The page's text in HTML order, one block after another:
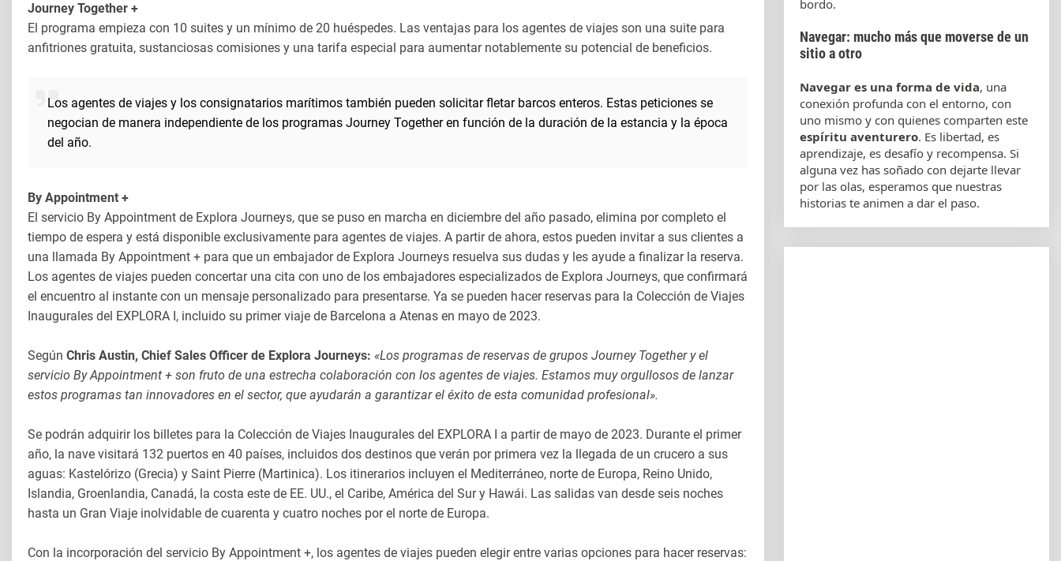
Journey Together +
El programa empieza con 10 suites y un mínimo de 20 huéspedes. Las ventajas para los agentes de viajes son una suite para
anfitriones gratuita, sustanciosas comisiones y una tarifa especial para aumentar notablemente su potencial de beneficios.
Los agentes de viajes y los consignatarios marítimos también pueden solicitar fletar barcos enteros. Estas peticiones se
negocian de manera independiente de los programas Journey Together en función de la duración de la estancia y la época
del año.
By Appointment +
El servicio By Appointment de Explora Journeys, que se puso en marcha en diciembre del año pasado, elimina por completo el
tiempo de espera y está disponible exclusivamente para agentes de viajes. A partir de ahora, estos pueden invitar a sus clientes a
una llamada By Appointment + para que un embajador de Explora Journeys resuelva sus dudas y les ayude a finalizar la reserva.
Los agentes de viajes pueden concertar una cita con uno de los embajadores especializados de Explora Journeys, que confirmará
el encuentro al instante con un mensaje personalizado para presentarse. Ya se pueden hacer reservas para la Colección de Viajes
Inaugurales del EXPLORA I, incluido su primer viaje de Barcelona a Atenas en mayo de 2023.
Según Chris Austin, Chief Sales Officer de Explora Journeys: «Los programas de reservas de grupos Journey Together y el
servicio By Appointment + son fruto de una estrecha colaboración con los agentes de viajes. Estamos muy orgullosos de lanzar
estos programas tan innovadores en el sector, que ayudarán a garantizar el éxito de esta comunidad profesional».
Se podrán adquirir los billetes para la Colección de Viajes Inaugurales del EXPLORA I a partir de mayo de 2023. Durante el primer
año, la nave visitará 132 puertos en 40 países, incluidos dos destinos que verán por primera vez la llegada de un crucero a sus
aguas: Kastelórizo (Grecia) y Saint Pierre (Martinica). Los itinerarios incluyen el Mediterráneo, norte de Europa, Reino Unido,
Islandia, Groenlandia, Canadá, la costa este de EE. UU., el Caribe, América del Sur y Hawái. Las salidas van desde seis noches
hasta un Gran Viaje inolvidable de cuarenta y cuatro noches por el norte de Europa.
Con la incorporación del servicio By Appointment +, los agentes de viajes pueden elegir entre varias opciones para hacer reservas:
bordo.
Navegar: mucho más que moverse de un
sitio a otro
Navegar es una forma de vida, una
conexión profunda con el entorno, con
uno mismo y con quienes comparten este
espíritu aventurero. Es libertad, es
aprendizaje, es desafío y recompensa. Si
alguna vez has soñado con dejarte llevar
por las olas, esperamos que nuestras
historias te animen a dar el paso.